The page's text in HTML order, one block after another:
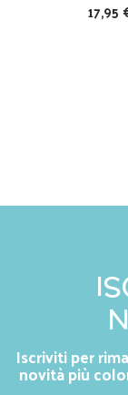
17,95
Iscriviti per
novità più